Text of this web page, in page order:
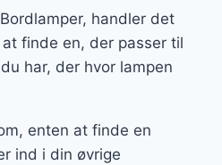
handler det
finde en, der passer til
har, der hvor lampen
enten at finde en
ind i din øvrige